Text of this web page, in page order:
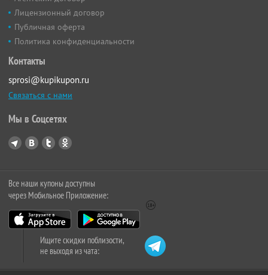
Лицензионный договор
Публичная оферта
Политика конфиденциальности
Контакты
sprosi@kupikupon.ru
Связаться с нами
Мы в Соцсетях
Все наши купоны доступны
через Мобильное Приложение:
Ищите скидки поблизости,
не выходя из чата: